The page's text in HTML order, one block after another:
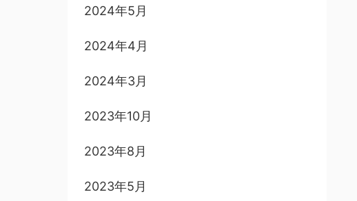
2024年5月
2024年4月
2024年3月
2023年10月
2023年8月
2023年5月